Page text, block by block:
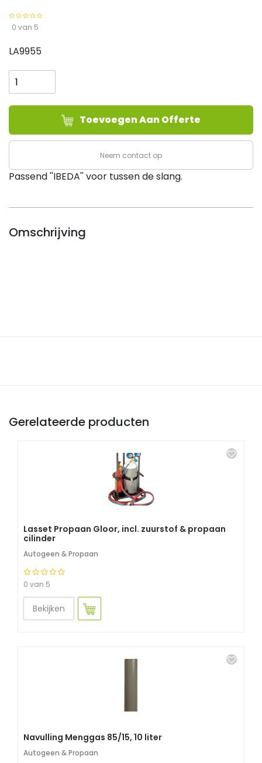
0 van 5
LA9955
IB,
Acetyleen
6/8
(
slang
aantal
Toevoegen Aan Offerte
Neem contact op
Passend ''IBEDA'' voor tussen de slang.
Omschrijving
Gerelateerde producten
Lasset Propaan Gloor, incl. zuurstof & propaan
cilinder
Autogeen & Propaan
0 van 5
Bekijken
Navulling Menggas 85/15, 10 liter
Autogeen & Propaan